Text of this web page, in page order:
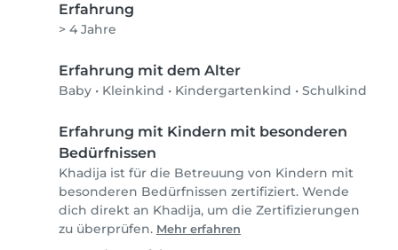
Erfahrung
> 4 Jahre
Erfahrung mit dem Alter
Baby • Kleinkind • Kindergartenkind • Schulkind
Erfahrung mit Kindern mit besonderen
Bedürfnissen
Khadija ist für die Betreuung von Kindern mit
besonderen Bedürfnissen zertifiziert. Wende
dich direkt an Khadija, um die Zertifizierungen
zu überprüfen. Mehr erfahren